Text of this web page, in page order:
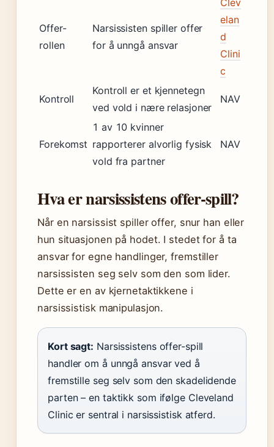
Offer-
rollen
Narsissisten spiller offer
for å unngå ansvar
Clev
elan
d
Clini
c
Kontroll
Kontroll er et kjennetegn
ved vold i nære relasjoner
NAV
Forekomst
1 av 10 kvinner
rapporterer alvorlig fysisk
vold fra partner
NAV
Hva er narsissistens offer-spill?
Når en narsissist spiller offer, snur han eller
hun situasjonen på hodet. I stedet for å ta
ansvar for egne handlinger, fremstiller
narsissisten seg selv som den som lider.
Dette er en av kjernetaktikkene i
narsissistisk manipulasjon.
Kort sagt: Narsissistens offer-spill
handler om å unngå ansvar ved å
fremstille seg selv som den skadelidende
parten – en taktikk som ifølge Cleveland
Clinic er sentral i narsissistisk atferd.